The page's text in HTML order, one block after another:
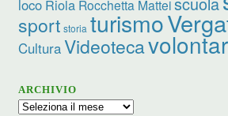
loco Riola Rocchetta Mattei
sport storia turismo
CulturaVideoteca
ARCHIVIO
Archivio